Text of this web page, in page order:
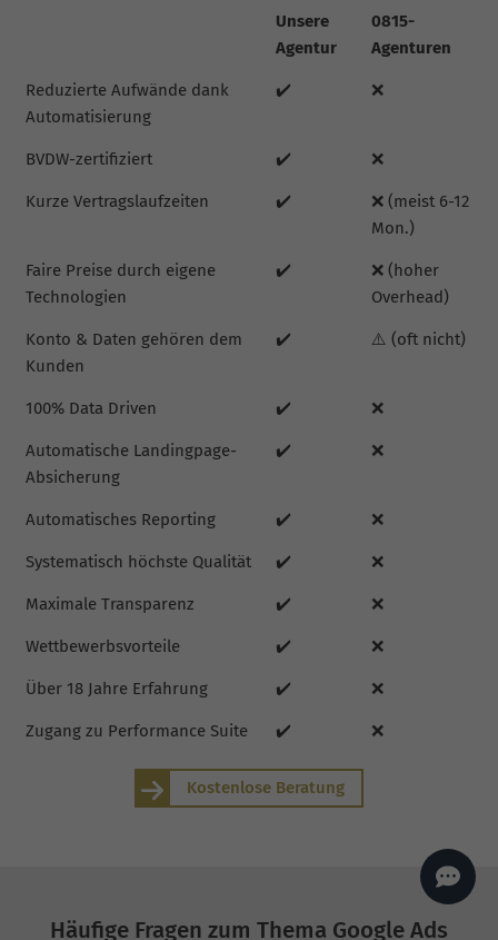
Unsere
Agentur
0815-
Agenturen
Reduzierte Aufwände dank
Automatisierung
✔️ ❌
BVDW-zertifiziert ✔️ ❌
Kurze Vertragslaufzeiten ✔️
❌ (meist 6-12
Mon.)
Faire Preise durch eigene
Technologien
✔️
❌ (hoher
Overhead)
Konto & Daten gehören dem
Kunden
✔️ ⚠️ (oft nicht)
100% Data Driven ✔️ ❌
Automatische Landingpage-
Absicherung
✔️ ❌
Automatisches Reporting ✔️ ❌
Systematisch höchste Qualität ✔️ ❌
Maximale Transparenz ✔️ ❌
Wettbewerbsvorteile ✔️ ❌
Über 18 Jahre Erfahrung ✔️ ❌
Zugang zu Performance Suite ✔️ ❌
Kostenlose Beratung
Häufige Fragen zum Thema Google Ads
Sales Manager
Profi-SEO startet bei uns
Backlinks, Beratung und